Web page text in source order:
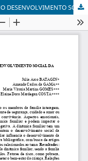
DINÂMICA FAMILIAR: SEU IMPACTO NO DESENVOLVIMENTO SOCIAL DA CRIANÇA